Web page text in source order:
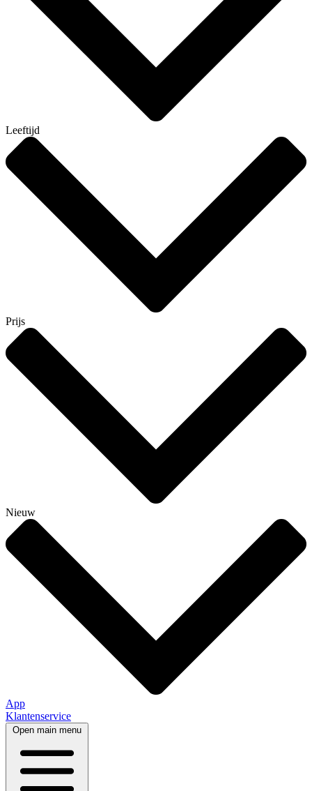
Leeftijd
Prijs
Nieuw
App
Klantenservice
Open main menu